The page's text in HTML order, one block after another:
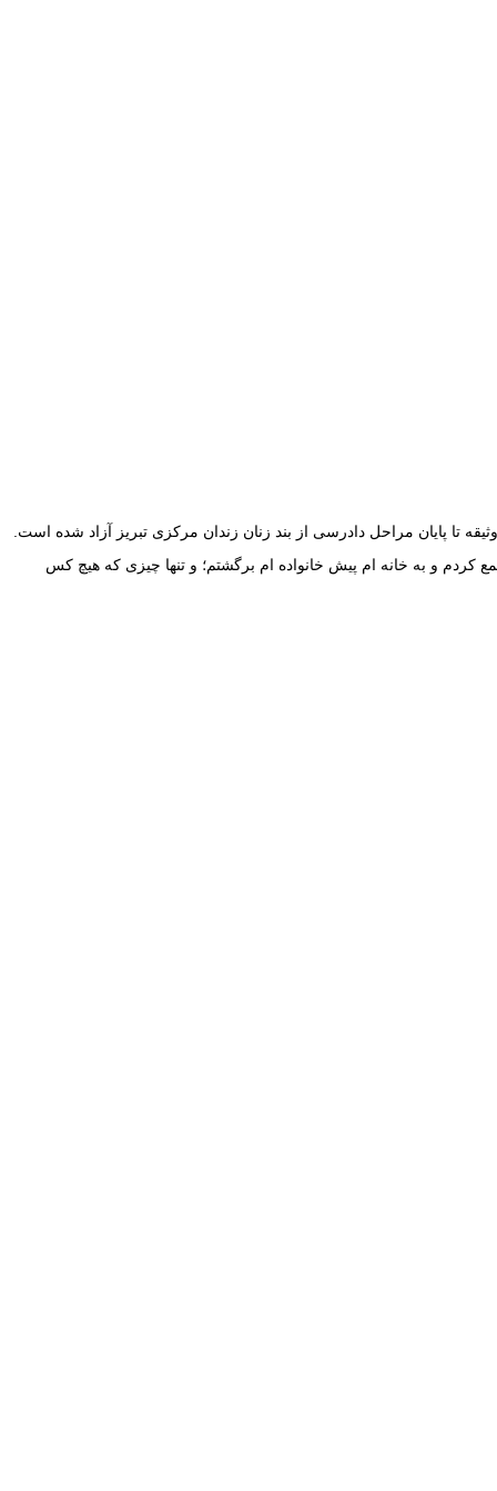
کردم و به خانه ام پیش خانواده ام برگشتم؛ و تنها چیزی که هیچ کس